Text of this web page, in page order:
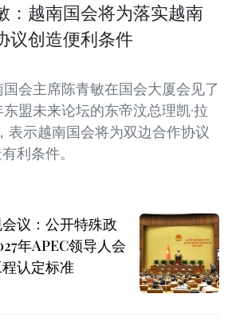
：越南国会将为落实越南
议创造便利条件
会主席陈青敏在国会大厦会见了
盟未来论坛的东帝汶总理凯·拉
表示越南国会将为双边合作协议
利条件。
议：公开特殊政
年APEC领导人会
认定标准